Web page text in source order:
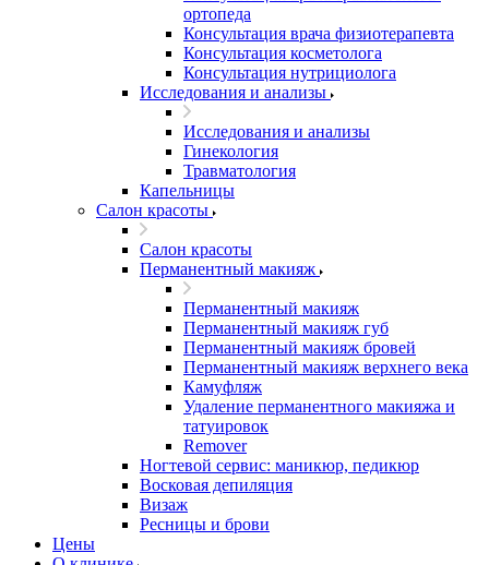
ортопеда
Консультация врача физиотерапевта
Консультация косметолога
Консультация нутрициолога
Исследования и анализы
Исследования и анализы
Гинекология
Травматология
Капельницы
Салон красоты
Салон красоты
Перманентный макияж
Перманентный макияж
Перманентный макияж губ
Перманентный макияж бровей
Перманентный макияж верхнего века
Камуфляж
Удаление перманентного макияжа и
татуировок
Remover
Ногтевой сервис: маникюр, педикюр
Восковая депиляция
Визаж
Ресницы и брови
Цены